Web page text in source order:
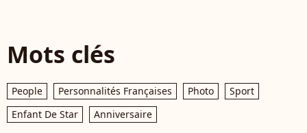
Mots clés
People Personnalités Françaises Photo
Sport
Enfant De Star
Anniversaire